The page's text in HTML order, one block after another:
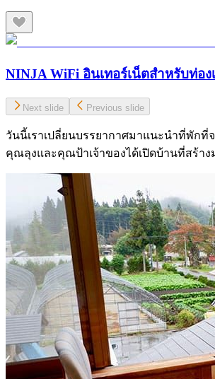
NINJA WiFi อินเทอร์เน็ตสำหรับท่อ
Next slide Previous slide
วันนี้เราเปลี่ยนบรรยากาศมาแนะนำที่พักที่
คุณลุงและคุณป้าเจ้าของได้เปิดบ้านที่สร้าง